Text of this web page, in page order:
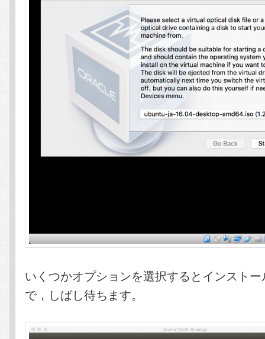
いくつかオプションを選択するとインスト
で，しばし待ちます。